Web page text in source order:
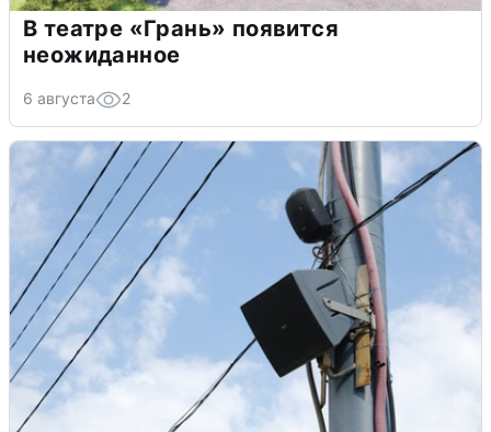
В театре «Грань» появится
неожиданное
6 августа 2